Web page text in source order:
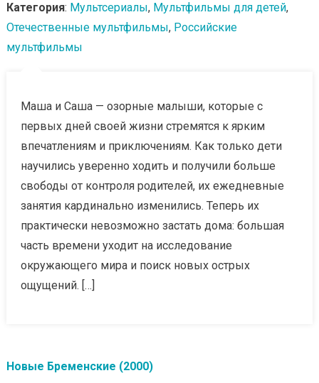
Категория: Мультсериалы, Мультфильмы для детей,
Отечественные мультфильмы, Российские
мультфильмы
Маша и Саша — озорные малыши, которые с
первых дней своей жизни стремятся к ярким
впечатлениям и приключениям. Как только дети
научились уверенно ходить и получили больше
свободы от контроля родителей, их ежедневные
занятия кардинально изменились. Теперь их
практически невозможно застать дома: большая
часть времени уходит на исследование
окружающего мира и поиск новых острых
ощущений. […]
Новые Бременские (2000)